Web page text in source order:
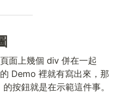
面上幾個 div 併在一起
Demo 裡就有寫出來，那
按鈕就是在示範這件事。